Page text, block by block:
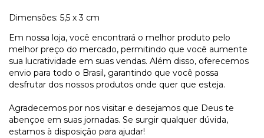
Dimensões: 5,5 x 3 cm
Em nossa loja, você encontrará o melhor produto pelo
melhor preço do mercado, permitindo que você aumente
sua lucratividade em suas vendas. Além disso, oferecemos
envio para todo o Brasil, garantindo que você possa
desfrutar dos nossos produtos onde quer que esteja.
Agradecemos por nos visitar e desejamos que Deus te
abençoe em suas jornadas. Se surgir qualquer dúvida,
estamos à disposição para ajudar!